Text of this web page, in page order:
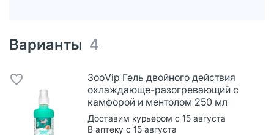
Варианты 4
ЗооVip Гель двойного действия
охлаждающе-разогревающий с
камфорой и ментолом 250 мл
Доставим курьером с 15 августа
В аптеку с 15 августа